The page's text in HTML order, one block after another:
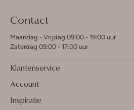
Contact
Maandag - Vrijdag 09:00 - 19:00 uur
Zaterdag 09:00 - 17:00 uur
Klantenservice
Account
Inspiratie